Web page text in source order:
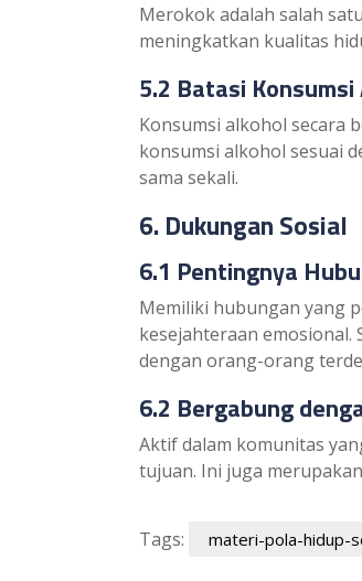
Merokok adalah salah
meningkatkan kualitas
5.2 Batasi Konsumsi
Konsumsi alkohol secara
konsumsi alkohol sesuai
sama sekali.
6. Dukungan Sosial
6.1 Pentingnya
Memiliki hubungan yang
kesejahteraan
dengan orang-orang
6.2 Bergabung
Aktif dalam komunitas
tujuan. Ini juga
Tags: materi-pola-hidup-